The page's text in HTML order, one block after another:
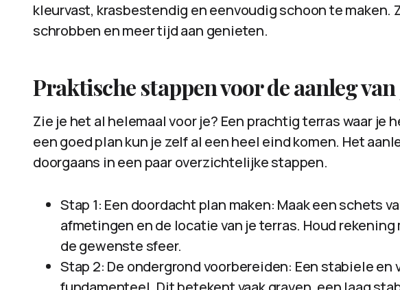
kleurvast, krasbestendig en eenvoudig schoon te maken.
schrobben en meer tijd aan genieten.
Praktische stappen voor de aanleg
Zie je het al helemaal voor je? Een prachtig terras waar je
een goed plan kun je zelf al een heel eind komen. Het
doorgaans in een paar overzichtelijke stappen.
Stap 1: Een doordacht plan maken: Maak een schets
afmetingen en de locatie van je terras. Houd
de gewenste sfeer.
Stap 2: De ondergrond voorbereiden: Een stabiele en